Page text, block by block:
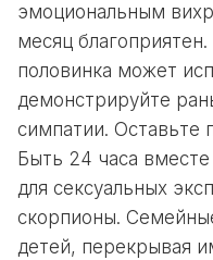
эмоциональным
месяц
половинка может
демонстрируйте
симпатии. Оставьте
Быть 24 часа
для сексуальных
скорпионы.
детей, перекрывая